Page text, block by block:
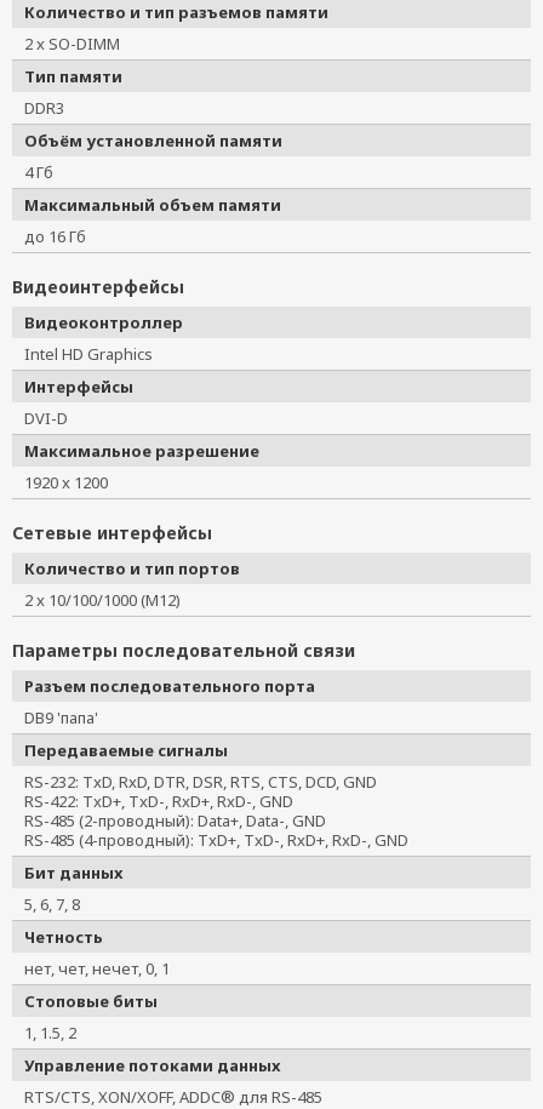
Количество и тип разъемов памяти
2 x SO-DIMM
Тип памяти
DDR3
Объём установленной памяти
4 Гб
Максимальный объем памяти
до 16 Гб
Видеоинтерфейсы
Видеоконтроллер
Intel HD Graphics
Интерфейсы
DVI-D
Максимальное разрешение
1920 x 1200
Сетевые интерфейсы
Количество и тип портов
2 x 10/100/1000 (M12)
Параметры последовательной связи
Разъем последовательного порта
DB9 'папа'
Передаваемые сигналы
RS-232: TxD, RxD, DTR, DSR, RTS, CTS, DCD, GND
RS-422: TxD+, TxD-, RxD+, RxD-, GND
RS-485 (2-проводный): Data+, Data-, GND
RS-485 (4-проводный): TxD+, TxD-, RxD+, RxD-, GND
Бит данных
5, 6, 7, 8
Четность
нет, чет, нечет, 0, 1
Стоповые биты
1, 1.5, 2
Управление потоками данных
RTS/CTS, XON/XOFF, ADDC® для RS-485